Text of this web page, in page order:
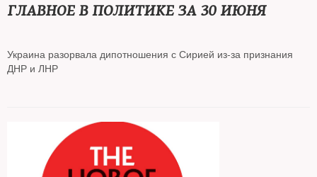
ГЛАВНОЕ В ПОЛИТИКЕ ЗА 30 ИЮНЯ
Украина разорвала дипотношения с Сирией из-за признания
ДНР и ЛНР
рынке российских акций